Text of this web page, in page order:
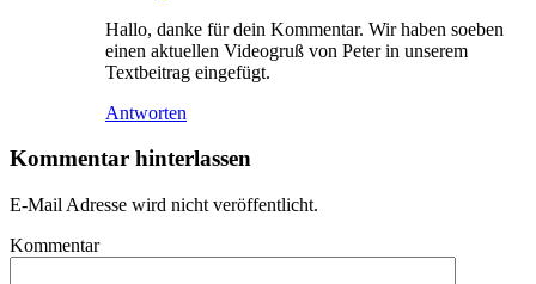
Hallo, danke für dein Kommentar. Wir haben soeben
einen aktuellen Videogruß von Peter in unserem
Textbeitrag eingefügt.
Antworten
Kommentar hinterlassen
E-Mail Adresse wird nicht veröffentlicht.
Kommentar